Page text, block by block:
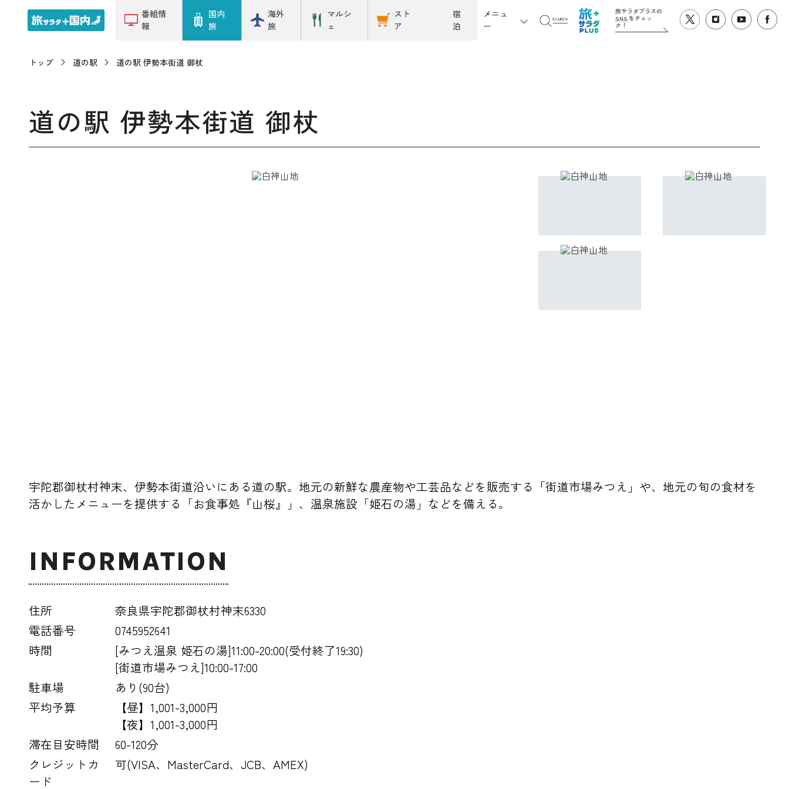
番組情
報
国内
旅
海外
旅
マルシ
ェ
スト
ア
宿
泊
メニュ
ー
旅サラダプラスの
SNSをチェッ
ク！
トップ 道の駅 道の駅 伊勢本街道 御杖
道の駅 伊勢本街道 御杖
宇陀郡御杖村神末、伊勢本街道沿いにある道の駅。地元の新鮮な農産物や工芸品などを販売する「街道市場みつえ」や、地元の旬の食材を
活かしたメニューを提供する「お食事処『山桜』」、温泉施設「姫石の湯」などを備える。
INFORMATION
住所
奈良県宇陀郡御杖村神末6330
電話番号
0745952641
時間
[みつえ温泉 姫石の湯]11:00-20:00(受付終了19:30)
[街道市場みつえ]10:00-17:00
駐車場
あり(90台)
平均予算
【昼】1,001-3,000円
【夜】1,001-3,000円
滞在目安時間
60-120分
クレジットカ
ード
可(VISA、MasterCard、JCB、AMEX)